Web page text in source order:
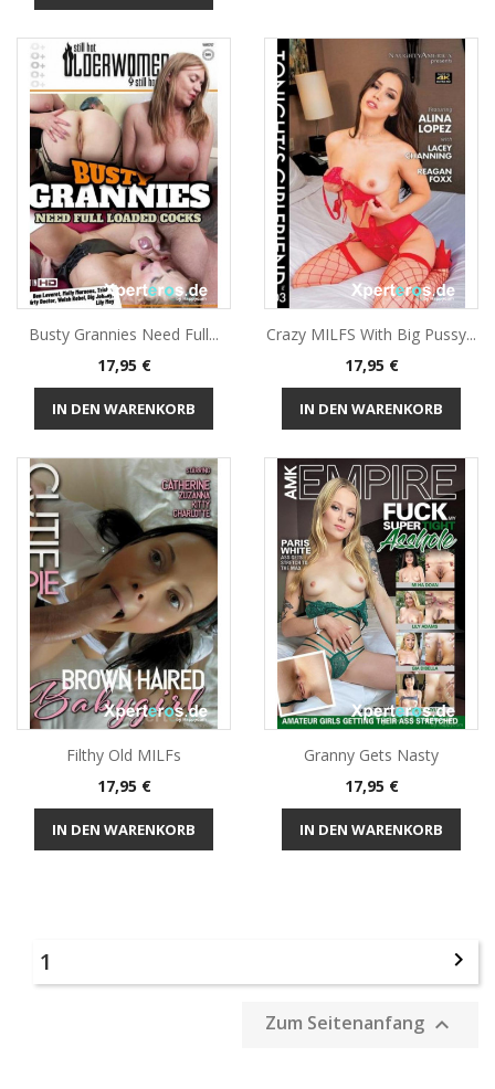
Busty Grannies Need Full...
Preis
17,95 €
IN DEN WARENKORB
Crazy MILFS With Big Pussy...
Preis
17,95 €
IN DEN WARENKORB
Filthy Old MILFs
Preis
17,95 €
IN DEN WARENKORB
Granny Gets Nasty
Preis
17,95 €
IN DEN WARENKORB
1 
Zum Seitenanfang 